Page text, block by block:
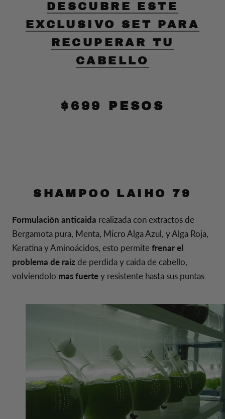
DESCUBRE ESTE
EXCLUSIVO SET PARA
RECUPERAR TU
CABELLO
$699 PESOS
SHAMPOO LAIHO 79
Formulación anticaida realizada con extractos de
Bergamota pura, Menta, Micro Alga Azul, y Alga Roja,
Keratina y Aminoácidos, esto permitefrenar el
problema de raizde perdida y caida de cabello,
volviendolo mas fuertey resistente hasta sus puntas